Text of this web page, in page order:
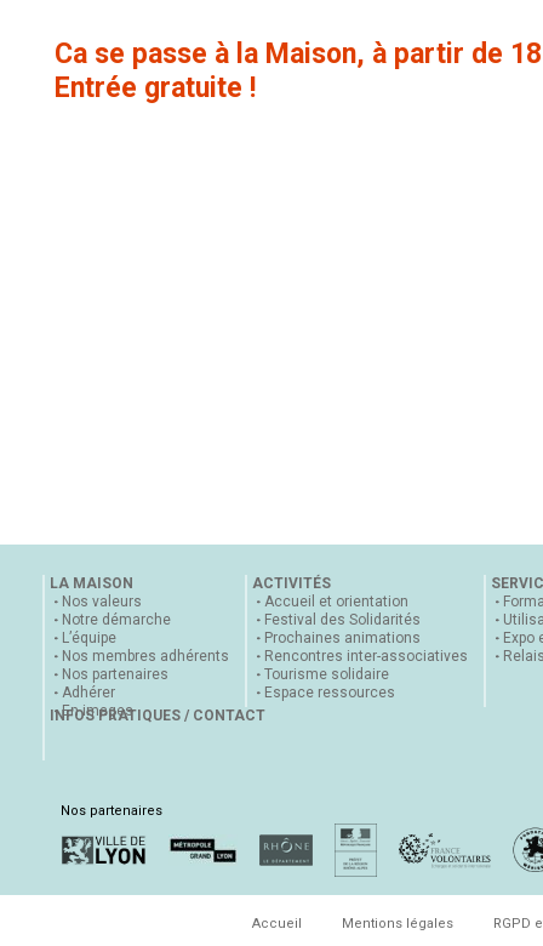
Ca se passe à la Maison, à partir de
Entrée gratuite !
LA MAISON
Nos valeurs
Notre démarche
L’équipe
Nos membres adhérents
Nos partenaires
Adhérer
En images
ACTIVITÉS
Accueil et orientation
Festival des Solidarités
Prochaines animations
Rencontres inter-associatives
Tourisme solidaire
Espace ressources
Expo
INFOS PRATIQUES / CONTACT
Nos partenaires
Accueil Mentions légales RGPD